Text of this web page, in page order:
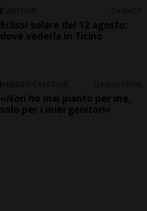
CANTONE 4 ore 7
Eclissi solare del 12 agosto:
dove vederla in Ticino
ARBEDO-CASTIONE 4 ore 12 92
«Non ho mai pianto per me,
solo per i miei genitori»